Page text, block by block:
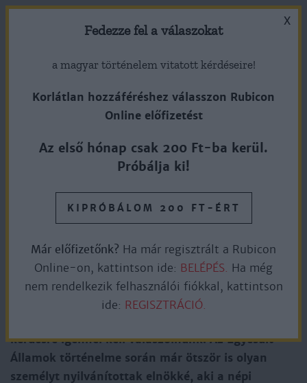
elnökválasztást, akire
kevesebben szavaztak?
Az Amerikai Egyesült Államok sokak szerint a világ
kérdésre igennel kell válaszolnunk. Az Egyesült
Államok történelme során már ötször is olyan
személyt nyilvánítottak elnökké, aki a népi
X
Fedezze fel a válaszokat
a magyar történelem vitatott kérdéseire!
Korlátlan hozzáféréshez válasszon Rubicon
Online előfizetést
Az első hónap csak 200 Ft-ba kerül.
Próbálja ki!
KIPRÓBÁLOM 200 FT-ÉRT
Már előfizetőnk? Ha már regisztrált a Rubicon
Online-on, kattintson ide: BELÉPÉS. Ha még
nem rendelkezik felhasználói fiókkal, kattintson
ide: REGISZTRÁCIÓ.